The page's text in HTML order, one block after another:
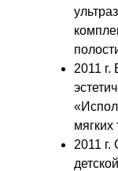
2011 г.
мягких
2011